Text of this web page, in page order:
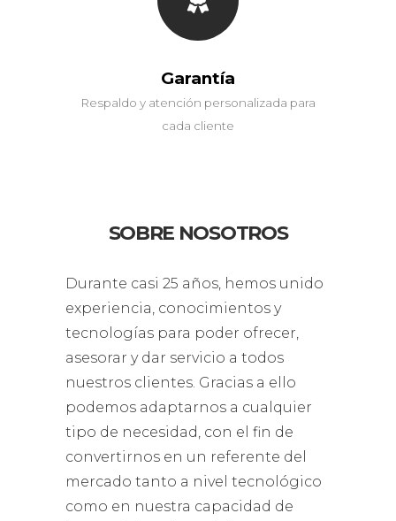
Garantía
Respaldo y atención personalizada para
cada cliente
SOBRE NOSOTROS
Durante casi 25 años, hemos unido
experiencia, conocimientos y
tecnologías para poder ofrecer,
asesorar y dar servicio a todos
nuestros clientes. Gracias a ello
podemos adaptarnos a cualquier
tipo de necesidad, con el fin de
convertirnos en un referente del
mercado tanto a nivel tecnológico
como en nuestra capacidad de